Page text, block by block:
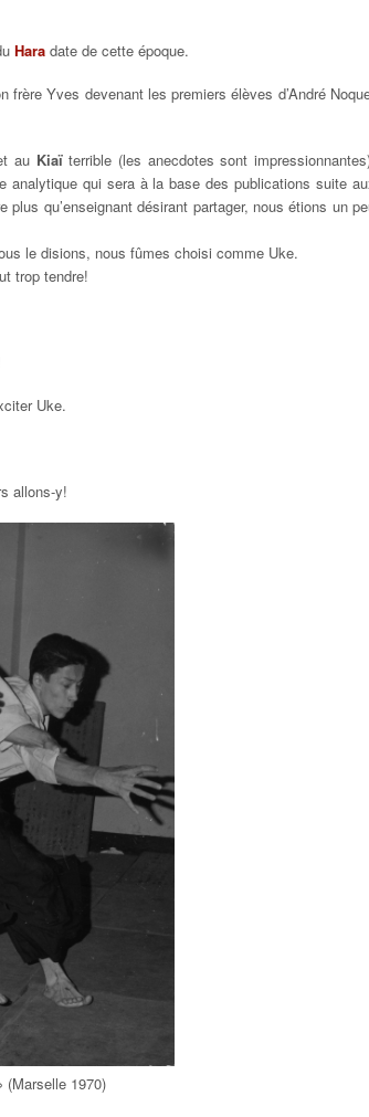
Hara date de cette époque.
Yves devenant les premiers élèves d’André
au Kiaïterrible (les anecdotes sont
analytique qui sera à la base des publications suite
qu’enseignant désirant partager, nous étions un
le disions, nous fûmes choisi comme Uke.
trop tendre!
Uke.
allons-y!
(Marselle 1970)